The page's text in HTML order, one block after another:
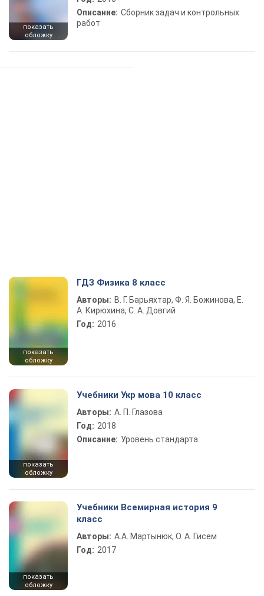
показать
обложку
Описание: Сборник задач и контрольных
работ
показать
обложку
ГДЗ Физика 8 класс
Авторы: В. Г. Барьяхтар, Ф. Я. Божинова, Е.
А. Кирюхина, С. А. Довгий
Год: 2016
показать
обложку
Учебники Укр мова 10 класс
Авторы: А. П. Глазова
Год: 2018
Описание: Уровень стандарта
показать
обложку
Учебники Всемирная история 9
класс
Авторы: А.А. Мартынюк, О. А. Гисем
Год: 2017